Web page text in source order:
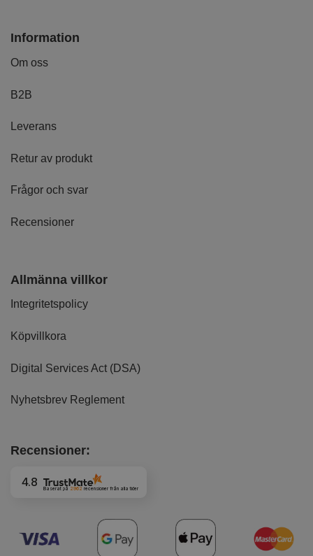
Information
Om oss
B2B
Leverans
Retur av produkt
Frågor och svar
Recensioner
Allmänna villkor
Integritetspolicy
Köpvillkora
Digital Services Act (DSA)
Nyhetsbrev Reglement
Recensioner:
4.8 Baserat på 2962 recensionerfrån alla tider